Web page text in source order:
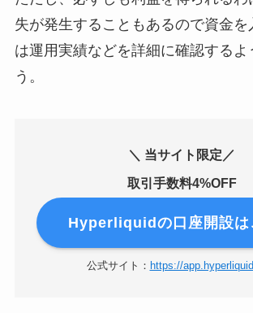
失が発生することもあるので資金を
は運用実績などを詳細に確認するよ
う。
＼ 当サイト限定／
取引手数料4%OFF
Hyperliquidの口座開設は
公式サイト： https://